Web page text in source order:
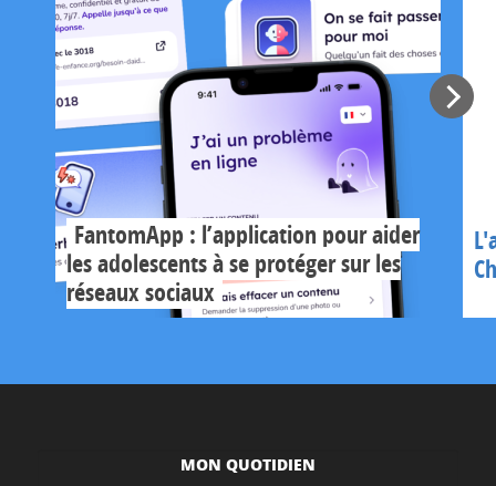
FantomApp : l’application pour aider
les adolescents à se protéger sur les
réseaux sociaux
MON QUOTIDIEN